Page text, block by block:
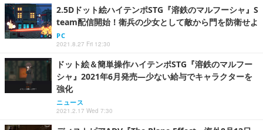
2.5Dドット絵ハイテンポSTG『溶鉄のマルフーシャ』S
team配信開始！衛兵の少女として敵から門を防衛せよ
PC
2021.8.27 Fri 12:30
ドット絵＆簡単操作ハイテンポSTG『溶鉄のマルフー
シャ』2021年6月発売―少ない給与でキャラクターを
強化
ニュース
2021.2.17 Wed 7:30